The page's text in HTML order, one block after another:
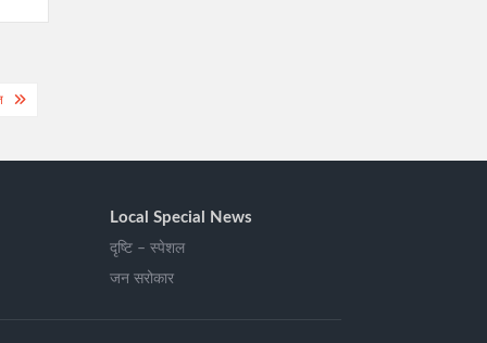
Local Special News
दृष्टि – स्पेशल
जन सरोकार